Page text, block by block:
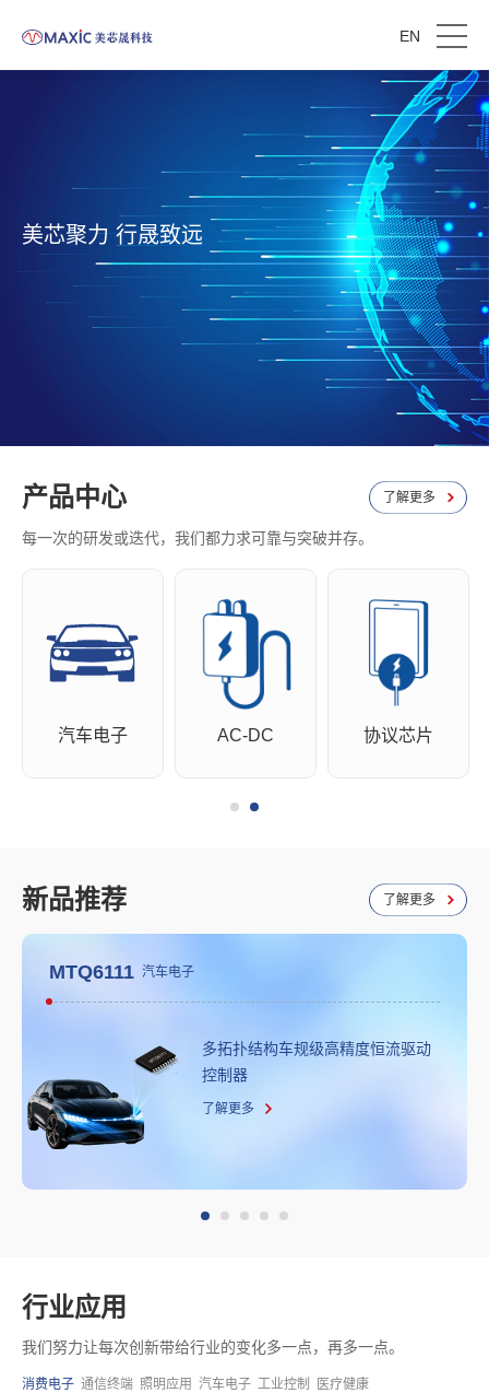
EN
美芯聚力 行晟致远
产品中心 了解更多
每一次的研发或迭代，我们都力求可靠与突破并存。
汽车电子 AC-DC 协议芯片
新品推荐 了解更多
MTQ6111 汽车电子
多拓扑结构车规级高精度恒流驱动
控制器
了解更多
行业应用
我们努力让每次创新带给行业的变化多一点，再多一点。
消费电子 通信终端 照明应用 汽车电子 工业控制 医疗健康